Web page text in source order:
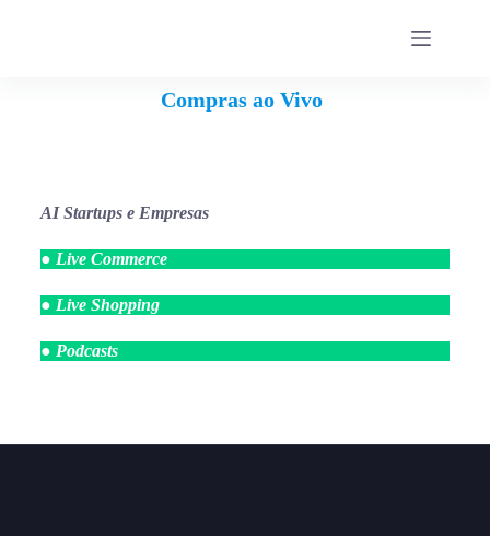
Compras ao Vivo
AI Startups e Empresas
● Live Commerce
● Live Shopping
● Podcasts